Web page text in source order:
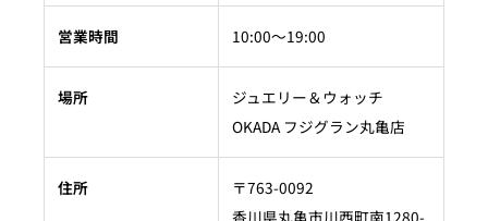
営業時間 10:00〜19:00
場所
ジュエリー＆ウォッチ
OKADA フジグラン丸亀店
住所
〒763-0092